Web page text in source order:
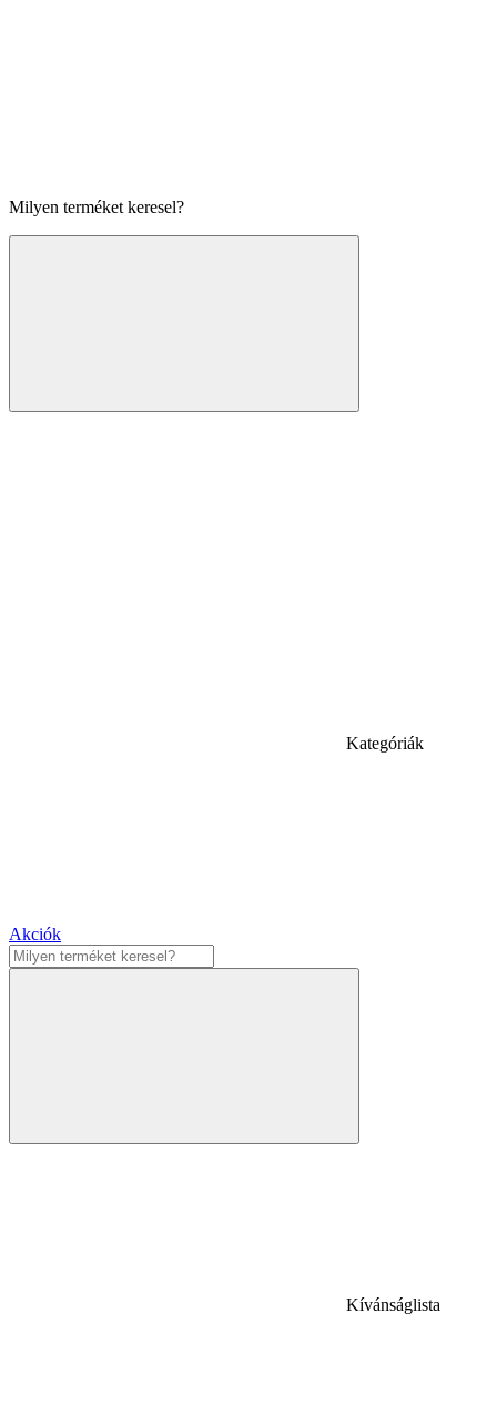
Milyen terméket keresel?
Kategóriák
Akciók
Kívánságlista